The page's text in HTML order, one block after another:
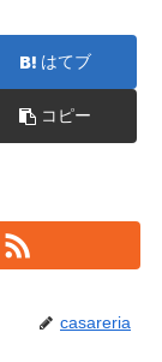
はてブ
コピー
casareria